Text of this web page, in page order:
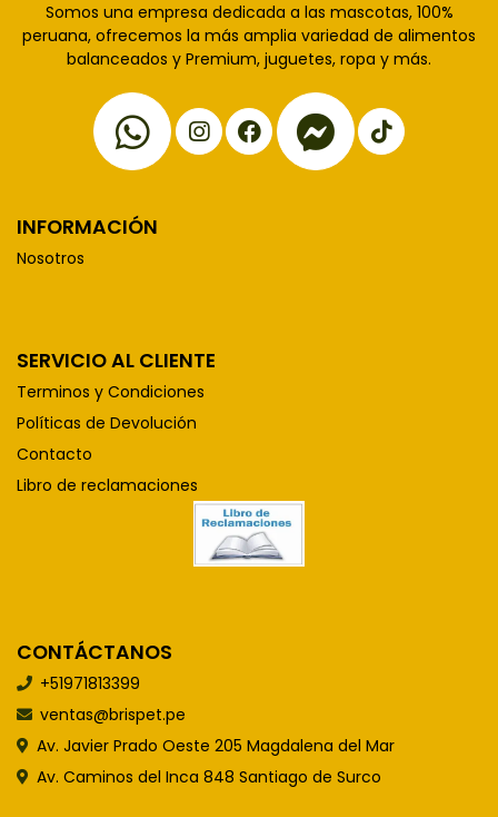
Somos una empresa dedicada a las mascotas, 100%
peruana, ofrecemos la más amplia variedad de alimentos
balanceados y Premium, juguetes, ropa y más.
INFORMACIÓN
Nosotros
SERVICIO AL CLIENTE
Terminos y Condiciones
Políticas de Devolución
Contacto
Libro de reclamaciones
CONTÁCTANOS
+51971813399
ventas@brispet.pe
Av. Javier Prado Oeste 205 Magdalena del Mar
Av. Caminos del Inca 848 Santiago de Surco